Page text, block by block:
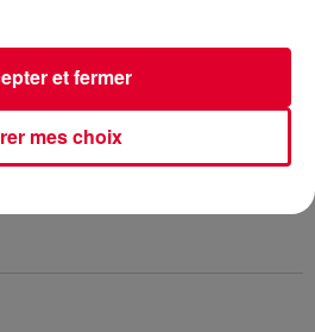
mes choix
et fermer